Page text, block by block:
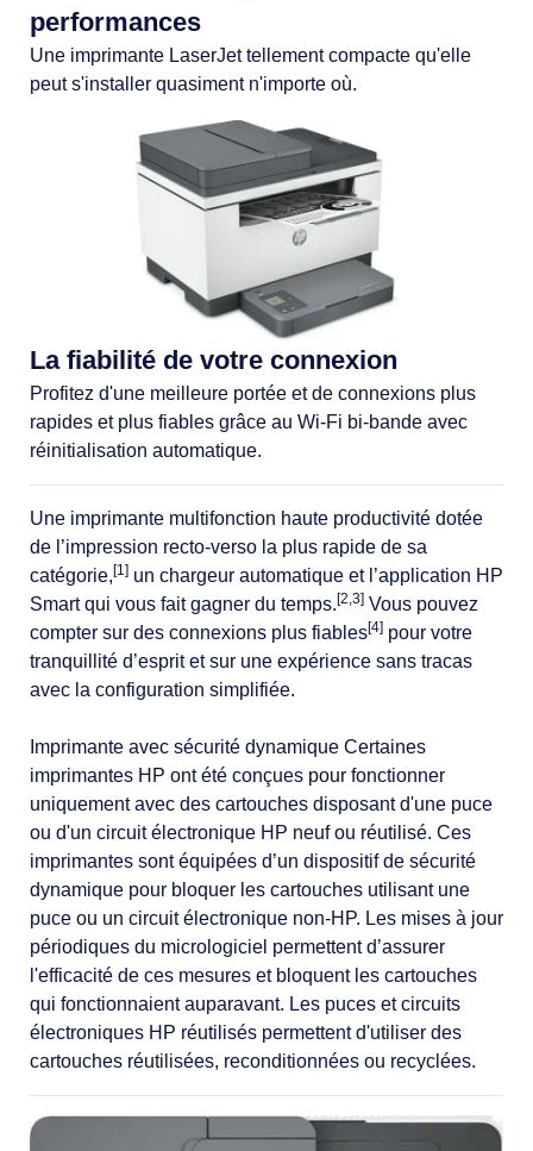
performances
Une imprimante LaserJet tellement compacte qu'elle
peut s'installer quasiment n'importe où.
La fiabilité de votre connexion
Profitez d'une meilleure portée et de connexions plus
rapides et plus fiables grâce au Wi-Fi bi-bande avec
réinitialisation automatique.
Une imprimante multifonction haute productivité dotée
de l’impression recto-verso la plus rapide de sa
catégorie, [1] un chargeur automatique et l’application HP
Smart qui vous fait gagner du temps. [2,3] Vous pouvez
compter sur des connexions plus fiables[4] pour votre
tranquillité d’esprit et sur une expérience sans tracas
avec la configuration simplifiée.
Imprimante avec sécurité dynamique Certaines
imprimantes HP ont été conçues pour fonctionner
uniquement avec des cartouches disposant d'une puce
ou d'un circuit électronique HP neuf ou réutilisé. Ces
imprimantes sont équipées d’un dispositif de sécurité
dynamique pour bloquer les cartouches utilisant une
puce ou un circuit électronique non-HP. Les mises à jour
périodiques du micrologiciel permettent d’assurer
l'efficacité de ces mesures et bloquent les cartouches
qui fonctionnaient auparavant. Les puces et circuits
électroniques HP réutilisés permettent d'utiliser des
cartouches réutilisées, reconditionnées ou recyclées.